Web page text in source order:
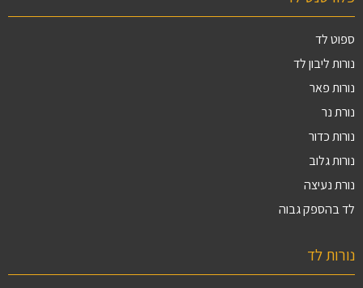
ספוט לד
נורות ליבון לד
נורות פאר
נורת נר
נורות כדור
נורות גלוב
נורת נעיצה
לד בהספק גבוה
נורות לד